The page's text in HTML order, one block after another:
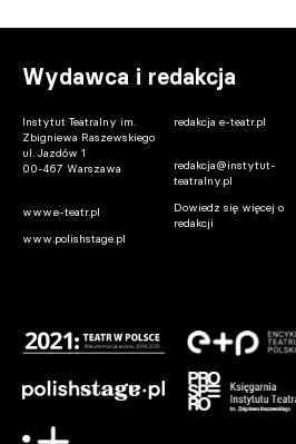
Wydawca i redakcja
Instytut Teatralny im.
Zbigniewa Raszewskiego
ul. Jazdów 1
00-467 Warszawa
www.e-teatr.pl
www.polishstage.pl
redakcja e-teatr.pl
redakcja@instytut-
teatralny.pl
Dowiedz się więcej o
redakcji